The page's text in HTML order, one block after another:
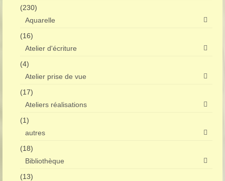
(230)
Aquarelle
(16)
Atelier d'écriture
(4)
Atelier prise de vue
(17)
Ateliers réalisations
(1)
autres
(18)
Bibliothèque
(13)